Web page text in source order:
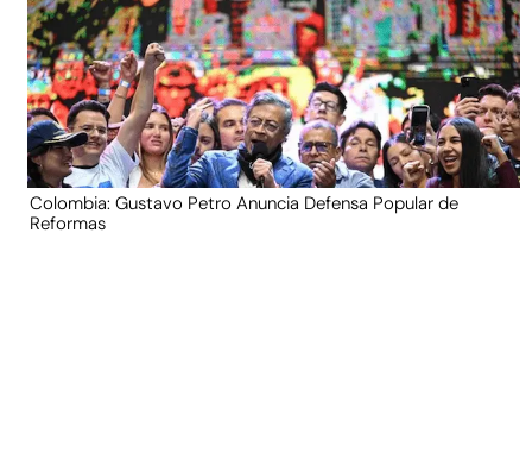
Colombia: Gustavo Petro Anuncia Defensa Popular de
Reformas